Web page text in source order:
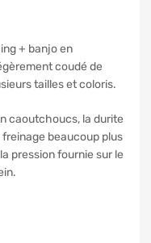
+ banjo en
coudé de
tailles et coloris.
caoutchoucs, la durite
beaucoup plus
pression fournie sur le